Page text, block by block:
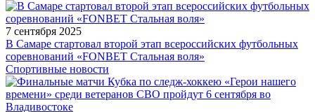
7 сентября 2025
В Самаре стартовал второй этап всероссийских футбольных
соревнований «FONBET Стальная воля»
Спортивные новости